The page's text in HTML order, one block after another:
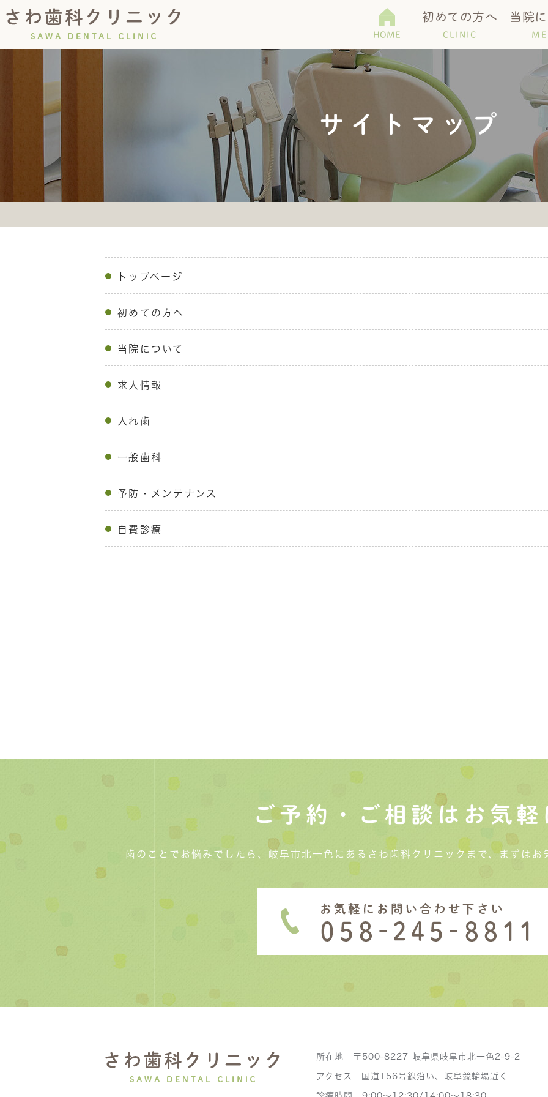
HOME
初めての方へ
CLINIC
初診について
当院
コンセプト アクセス・診療
小児歯科 歯周病・口臭
義歯(入れ歯) ホワイトニング マタニティー歯科
サイトマップ
トップページ
初めての方へ
当院について
求人情報
入れ歯
一般歯科
予防・メンテナンス
自費診療
ご予約・ご相談はお気軽
歯のことでお悩みでしたら、岐阜市北一色にあるさわ歯科クリニックまで、まずは
所在地 〒500-8227 岐阜県岐阜市北一色2-9-2
アクセス 国道156号線沿い、岐阜競輪場近く